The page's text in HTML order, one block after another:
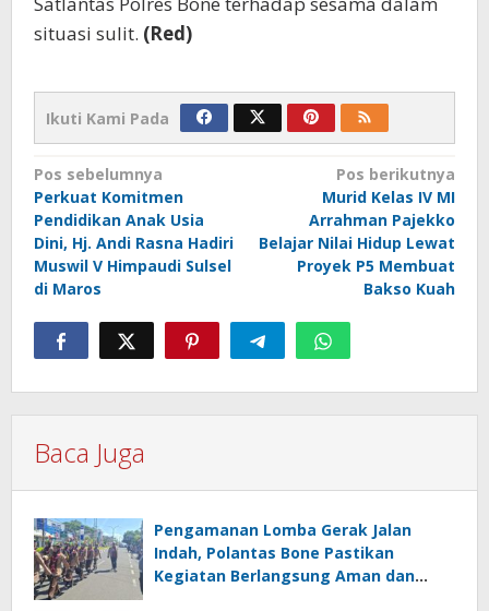
situasi sulit. (Red)
Ikuti Kami Pada
Navigasi
pos
Pos sebelumnya
Perkuat Komitmen
Pendidikan Anak Usia
Dini, Hj. Andi Rasna Hadiri
Muswil V Himpaudi Sulsel
di Maros
Pos berikutnya
Murid Kelas IV MI
Arrahman Pajekko
Belajar Nilai Hidup Lewat
Proyek P5 Membuat
Bakso Kuah
Baca Juga
Pengamanan Lomba Gerak Jalan
Indah, Polantas Bone Pastikan
Kegiatan Berlangsung Aman dan